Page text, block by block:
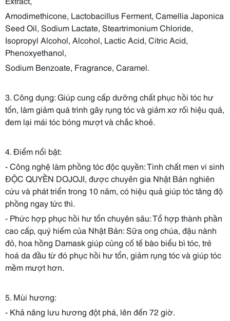
Amodimethicone, Lactobacillus Ferment, Camellia Japonica
Seed Oil, Sodium Lactate, Steartrimonium Chloride,
Isopropyl Alcohol, Alcohol, Lactic Acid, Citric Acid,
Phenoxyethanol,
Sodium Benzoate, Fragrance, Caramel.
3. Công dụng: Giúp cung cấp dưỡng chất phục hồi tóc hư
tổn, làm giảm quá trình gãy rụng tóc và giảm xơ rối hiệu quả,
đem lại mái tóc bóng mượt và chắc khoẻ.
4. Điểm nổi bật:
- Công nghệ làm phồng tóc độc quyền: Tinh chất men vi sinh
ĐỘC QUYỀN DOJOJI, được chuyên gia Nhật Bản nghiên
cứu và phát triển trong 10 năm, có hiệu quả giúp tóc tăng độ
phồng ngay tức thì.
- Phức hợp phục hồi hư tổn chuyên sâu: Tổ hợp thành phần
cao cấp, quý hiếm của Nhật Bản: Sữa ong chúa, đậu nành
đỏ, hoa hồng Damask giúp củng cố tế bào biểu bì tóc, trẻ
hoá da đầu từ đó phục hồi hư tổn, giảm rụng tóc và giúp tóc
mềm mượt hơn.
5. Mùi hương:
- Khả năng lưu hương đột phá, lên đến 72 giờ.